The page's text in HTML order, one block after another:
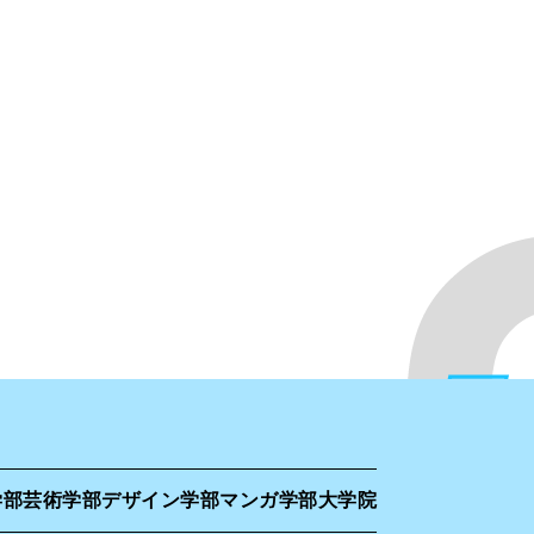
芸術学部デザイン学部マンガ学部大学院